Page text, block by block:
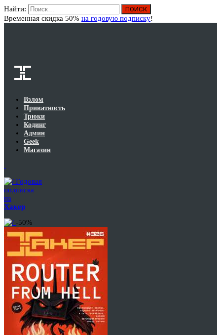
Найти:
Временная скидка 50% на годовую подписку!
Взлом
Приватность
Трюки
Кодинг
Админ
Geek
Магазин
Годовая
подписка
на
Хакер
-50%